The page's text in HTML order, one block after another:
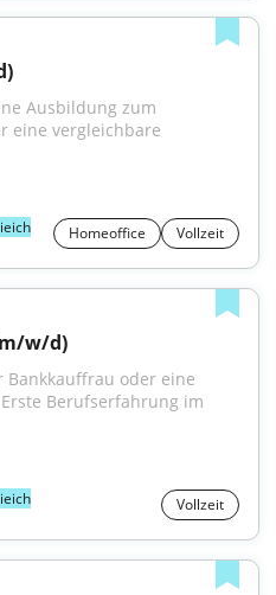
eine vergleichbare
Homeoffice Vollzeit
w/d)
Bankkauffrau oder eine
Berufserfahrung im
Vollzeit